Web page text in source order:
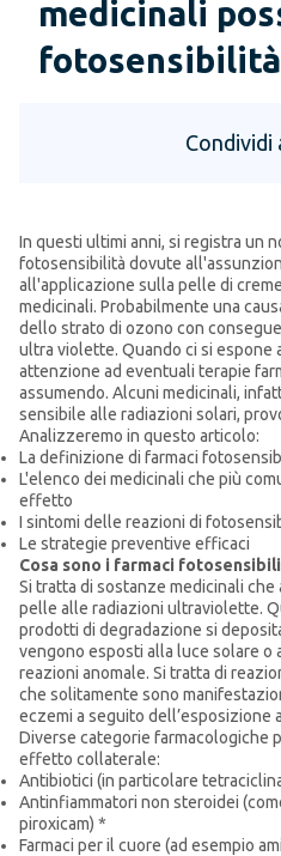
medicinali
fotosensibilità
Condividi
In questi ultimi anni, si registra un
fotosensibilità dovute
all'applicazione sulla pelle di
medicinali. Probabilmente una
dello strato di ozono con
ultra violette. Quando ci si espone
attenzione ad eventuali terapie
assumendo. Alcuni medicinali,
sensibile alle radiazioni solari,
Analizzeremo in questo articolo:
La definizione di farmaci
L'elenco dei medicinali che più
effetto
I sintomi delle reazioni di
Le strategie preventive efficaci
Cosa sono i farmaci
Si tratta di sostanze medicinali
pelle alle radiazioni ultraviolette.
prodotti di degradazione si
vengono esposti alla luce solare o
reazioni anomale. Si tratta di
che solitamente sono
eczemi a seguito dell’esposizione
Diverse categorie farmacologiche
effetto collaterale:
Antibiotici (in particolare
Antinfiammatori non steroidei
piroxicam) *
Farmaci per il cuore (ad esempio